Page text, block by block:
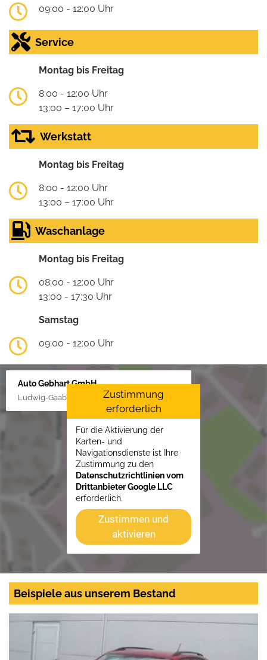
09:00 - 12:00 Uhr
Service
Montag bis Freitag
8:00 - 12:00 Uhr
13:00 – 17:00 Uhr
Werkstatt
Montag bis Freitag
8:00 - 12:00 Uhr
13:00 – 17:00 Uhr
Waschanlage
Montag bis Freitag
08:00 - 12:00 Uhr
13:00 - 17:30 Uhr
Samstag
09:00 - 12:00 Uhr
Auto Gebhart GmbH
Ludwig-Gaab-Str. 4, 88427 Bad Schussenried
Zustimmung
erforderlich
Für die Aktivierung der
Karten- und
Navigationsdienste ist Ihre
Zustimmung zu den
Datenschutzrichtlinien vom
Drittanbieter Google LLC
erforderlich.
Zustimmen und
aktivieren
Beispiele aus unserem Bestand